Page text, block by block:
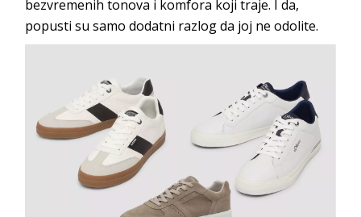
bezvremenih tonova i komfora koji traje. I da,
popusti su samo dodatni razlog da joj ne odolite.